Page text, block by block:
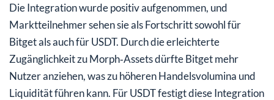
Die Integration wurde positiv aufgenommen, und
Marktteilnehmer sehen sie als Fortschritt sowohl für
Bitget als auch für USDT. Durch die erleichterte
Zugänglichkeit zu Morph‑Assets dürfte Bitget mehr
Nutzer anziehen, was zu höheren Handelsvolumina und
Liquidität führen kann. Für USDT festigt diese Integration